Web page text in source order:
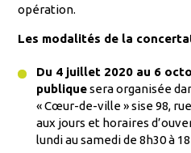
opération.
Les modalités de la
Du 4 juillet 2020 au 6
publiquesera organisée
« Cœur-de-ville » sise 98,
aux jours et horaires
lundi au samedi de 8h30 à